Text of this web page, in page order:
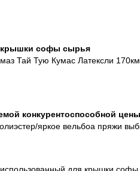
крышки софы сырья
Тай Тую Кумас Латексли
конкурентоспособной
яркое вельбоа пряжи